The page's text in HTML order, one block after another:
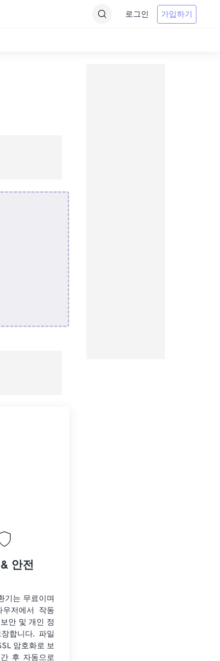
로그인 가입하기
안전
기는 무료이며
저에서 작동
안 및 개인 정
합니다. 파일
암호화로 보
후 자동으로